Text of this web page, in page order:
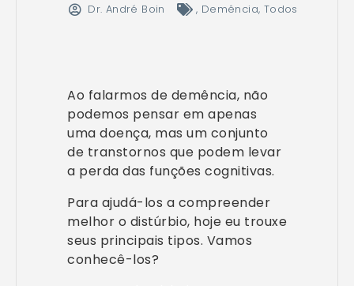
Dr. André Boin
, Demência, Todos
Ao falarmos de demência, não
podemos pensar em apenas
uma doença, mas um conjunto
de transtornos que podem levar
a perda das funções cognitivas.
Para ajudá-los a compreender
melhor o distúrbio, hoje eu trouxe
seus principais tipos. Vamos
conhecê-los?